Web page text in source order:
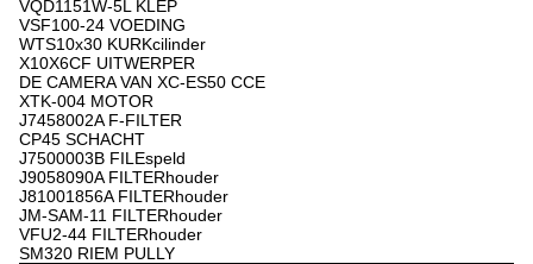
VQD1151W-5L KLEP
VSF100-24 VOEDING
WTS10x30 KURKcilinder
X10X6CF UITWERPER
DE CAMERA VAN XC-ES50 CCE
XTK-004 MOTOR
J7458002A F-FILTER
CP45 SCHACHT
J7500003B FILEspeld
J9058090A FILTERhouder
J81001856A FILTERhouder
JM-SAM-11 FILTERhouder
VFU2-44 FILTERhouder
SM320 RIEM PULLY